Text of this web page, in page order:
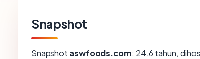
Snapshot
Snapshot aswfoods.com: 24.6 tahun,